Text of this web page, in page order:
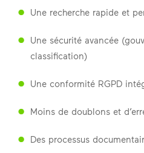
Une recherche rapide et
Une sécurité avancée
classification)
Une conformité RGPD
Moins de doublons et
Des processus